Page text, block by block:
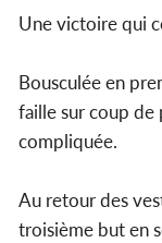
Une victoire qui
Bousculée en
faille sur coup de
compliquée.
Au retour des
troisième but en